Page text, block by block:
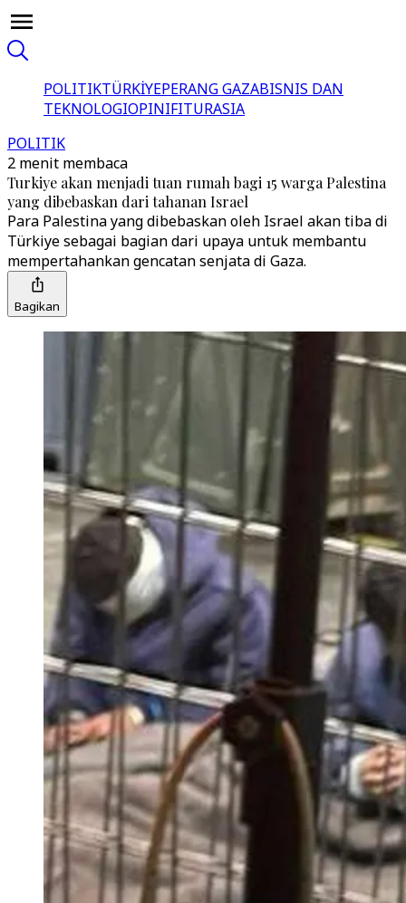
POLITIKTÜRKİYEPERANG GAZABISNIS DAN
TEKNOLOGIOPINIFITURASIA
POLITIK
2 menit membaca
Turkiye akan menjadi tuan rumah bagi 15 warga Palestina
yang dibebaskan dari tahanan Israel
Para Palestina yang dibebaskan oleh Israel akan tiba di
Türkiye sebagai bagian dari upaya untuk membantu
mempertahankan gencatan senjata di Gaza.
Bagikan